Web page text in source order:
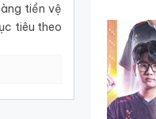
tiền vệ
tiêu theo